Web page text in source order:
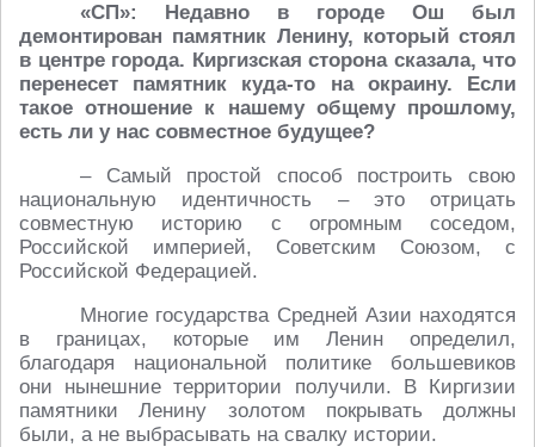
«СП»: Недавно в городе Ош был
демонтирован памятник Ленину, который стоял
в центре города. Киргизская сторона сказала, что
перенесет памятник куда-то на окраину. Если
такое отношение к нашему общему прошлому,
есть ли у нас совместное будущее?
– Самый простой способ построить свою
национальную идентичность – это отрицать
совместную историю с огромным соседом,
Российской империей, Советским Союзом, с
Российской Федерацией.
Многие государства Средней Азии находятся
в границах, которые им Ленин определил,
благодаря национальной политике большевиков
они нынешние территории получили. В Киргизии
памятники Ленину золотом покрывать должны
были, а не выбрасывать на свалку истории.